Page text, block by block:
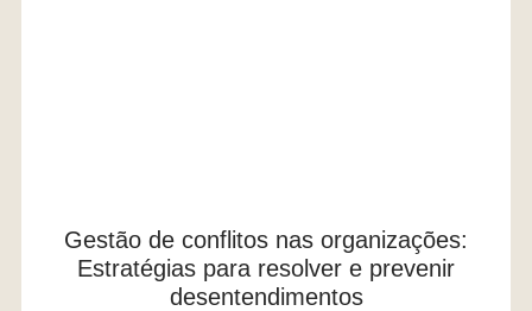
Gestão de conflitos nas organizações:
Estratégias para resolver e prevenir
desentendimentos